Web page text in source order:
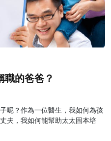
職的爸爸？
呢？作為一位醫生，我如何為孩
夫，我如何能幫助太太固本培